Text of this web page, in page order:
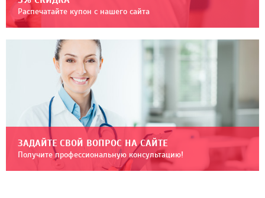
Распечатайте купон с нашего сайта
ЗАДАЙТЕ СВОЙ ВОПРОС НА САЙТЕ
Получите профессиональную консультацию!